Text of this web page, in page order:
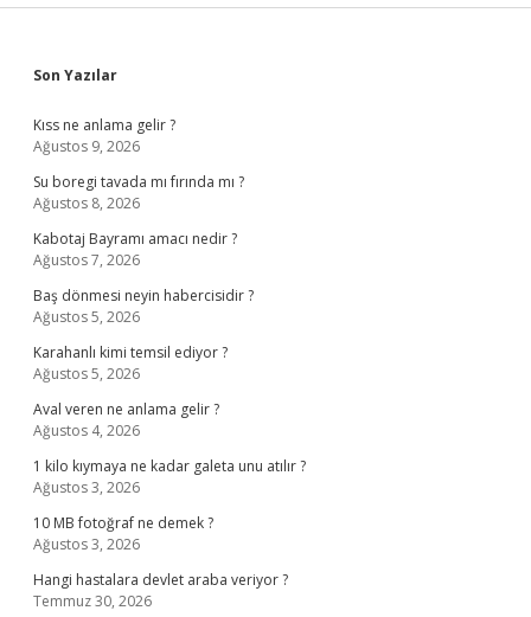
Sidebar
Son Yazılar
Kıss ne anlama gelir ?
Ağustos 9, 2026
Su boregi tavada mı fırında mı ?
Ağustos 8, 2026
Kabotaj Bayramı amacı nedir ?
Ağustos 7, 2026
Baş dönmesi neyin habercisidir ?
Ağustos 5, 2026
Karahanlı kimi temsil ediyor ?
Ağustos 5, 2026
Aval veren ne anlama gelir ?
Ağustos 4, 2026
1 kilo kıymaya ne kadar galeta unu atılır ?
Ağustos 3, 2026
10 MB fotoğraf ne demek ?
Ağustos 3, 2026
Hangi hastalara devlet araba veriyor ?
Temmuz 30, 2026